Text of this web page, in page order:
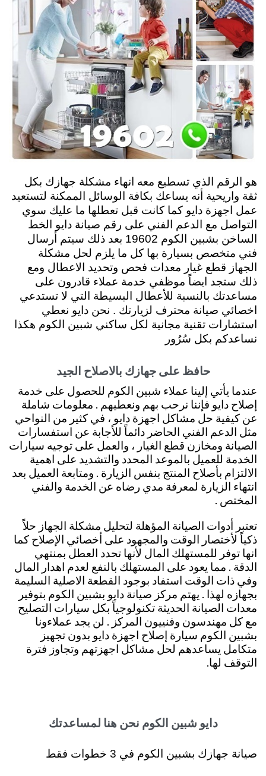
هو الرقم الذي تسطيع معه انهاء مشكلة جهازك بكل
ثقة واريحية أنه يساعك بكافة الوسائل الممكنة لتستعيد
عمل اجهزة دايو كما كانت قبل تعطلها ما عليك سوي
التواصل مع الدعم الفني على رقم صيانة دايو الخط
الساخن بشبين الكوم 19602 بعد ذلك سيتم أرسال
فني متخصص بسيارة بها كل ما يلزم لحل مشكلة
الجهاز قطع غيار معدات فحص وتحديد الاعطال ومع
ذلك ستجد ايضاً موظفي خدمة عملاء قادرون على
مساعدتك بالنسبة للأعطال البسيطة التي لا تستدعي
اخصائي صيانة محترف لزيارتك . نحن دايو نعطي
استشارات تقنية مجانية لكل ساكني شبين الكوم هكذا
نساعدكم بكل سُرُور
حافظ على جهازك بالاصلاح الجيد
عندما يأتي إلينا عملاء شبين الكوم للحصول على خدمة
إصلاح دايو فإننا نرحب بهم ونعطيهم . معلومات شاملة
عن كيفية حل مشاكل اجهزة دايو ، في كثير من النواحي
مثل الدعم الفني الحاضر دائماً للأجابة عن استفسارات
الصيانة ومخازن قطع الغيار ، والعمل على توجيه سيارات
الخدمة للعميل بالموعد المحدد والتشديد على اهمية
الالتزام بأصلاح المنتج بنفس الزيارة . ومتابعة العميل بعد
انتهاء الزيارة لمعرفة مدي رضاه عن الخدمة والفني
المختص .
تعتبر أدوات الصيانة المؤهلة لتحليل مشكلة الجهاز حلاً
ذكياً لأختصار الوقت والمجهود على أخصائي الإصلاح كما
انها توفر للمستهلك المال لأنها تحدد العطل بمنتهي
الدقة . مما يعود على المستهلك بالنفع لعدم اهدار المال
وفي ذات الوقت استفاد بوجود القطعة الاصلية السليمة
بجهازه لهذا . يهتم مركز صيانة دايو بشبين الكوم بتوفير
معدات الصيانة الحديثة تكنولوجياً بكل سيارات التصليح
مع كل مهندسون وفنييون المركز . لن يجد عملاءونا
بشبين الكوم سيارة إصلاح اجهزة دايو بدون تجهيز
متكامل يساعدهم لحل مشاكل اجهزتهم وتجاوز فترة
التوقف لها.
دايو شبين الكوم نحن هنا لمساعدتك
صيانة جهازك بشبين الكوم في 3 خطوات فقط